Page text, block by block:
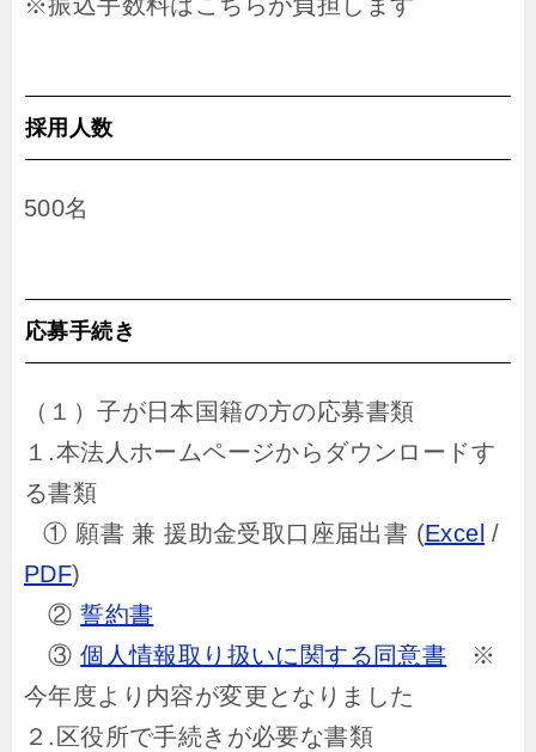
採用人数
500名
応募手続き
（１）子が日本国籍の方の応募書類
１.本法人ホームページからダウンロードす
る書類
① 願書 兼 援助金受取口座届出書 (Excel /
PDF)
②誓約書
③個人情報取り扱いに関する同意書 ※
今年度より内容が変更となりました
２.区役所で手続きが必要な書類